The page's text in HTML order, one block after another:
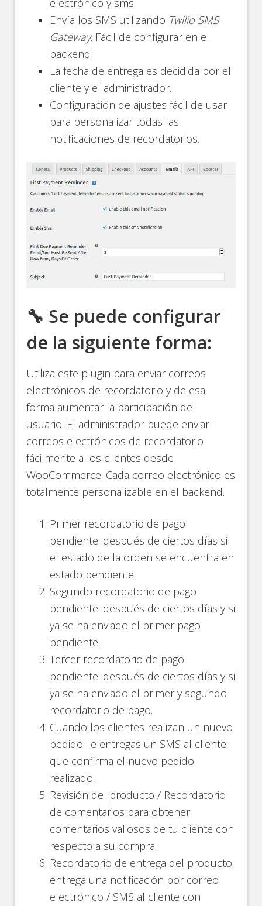
electrónico y sms.
Envía los SMS utilizando Twilio SMS
Gateway. Fácil de configurar en el
backend
La fecha de entrega es decidida por el
cliente y el administrador.
Configuración de ajustes fácil de usar
para personalizar todas las
notificaciones de recordatorios.
🔧 Se puede configurar
de la siguiente forma:
Utiliza este plugin para enviar correos
electrónicos de recordatorio y de esa
forma aumentar la participación del
usuario. El administrador puede enviar
correos electrónicos de recordatorio
fácilmente a los clientes desde
WooCommerce. Cada correo electrónico es
totalmente personalizable en el backend.
Primer recordatorio de pago
pendiente: después de ciertos días si
el estado de la orden se encuentra en
estado pendiente.
Segundo recordatorio de pago
pendiente: después de ciertos días y si
ya se ha enviado el primer pago
pendiente.
Tercer recordatorio de pago
pendiente: después de ciertos días y si
ya se ha enviado el primer y segundo
recordatorio de pago.
Cuando los clientes realizan un nuevo
pedido: le entregas un SMS al cliente
que confirma el nuevo pedido
realizado.
Revisión del producto / Recordatorio
de comentarios para obtener
comentarios valiosos de tu cliente con
respecto a su compra.
Recordatorio de entrega del producto:
entrega una notificación por correo
electrónico / SMS al cliente con